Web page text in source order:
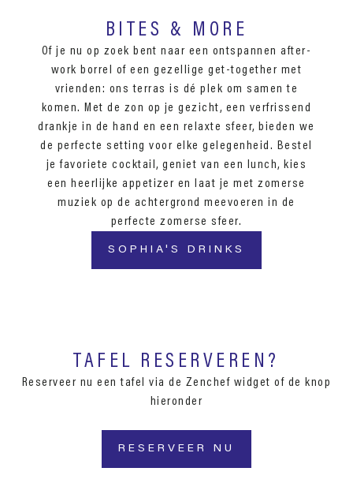
BITES & MORE
Of je nu op zoek bent naar een ontspannen after-
work borrel of een gezellige get-together met
vrienden: ons terras is dé plek om samen te
komen. Met de zon op je gezicht, een verfrissend
drankje in de hand en een relaxte sfeer, bieden we
de perfecte setting voor elke gelegenheid. Bestel
je favoriete cocktail, geniet van een lunch, kies
een heerlijke appetizer en laat je met zomerse
muziek op de achtergrond meevoeren in de
perfecte zomerse sfeer.
SOPHIA'S DRINKS
TAFEL RESERVEREN?
Reserveer nu een tafel via de Zenchef widget of de knop
hieronder
RESERVEER NU